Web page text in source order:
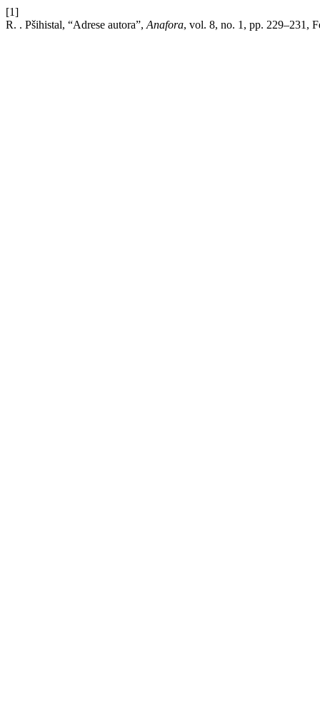
[1]
R. . Pšihistal, “Adrese autora”, Anafora, vol. 8, no. 1, pp. 229–231,